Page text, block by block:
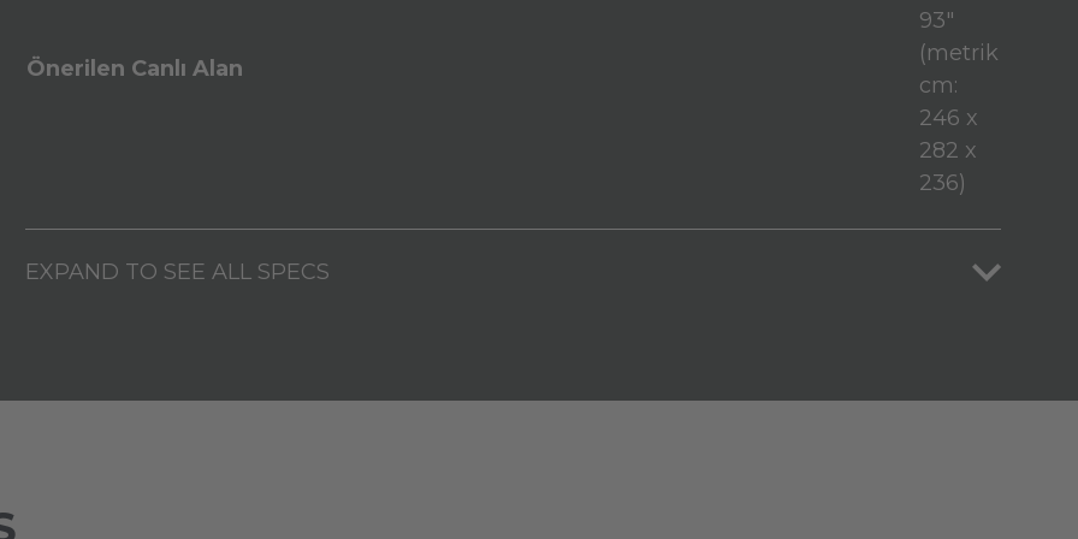
Önerilen Canlı Alan
93"
(metrik
cm:
246 x
282 x
236)
EXPAND TO SEE ALL SPECS